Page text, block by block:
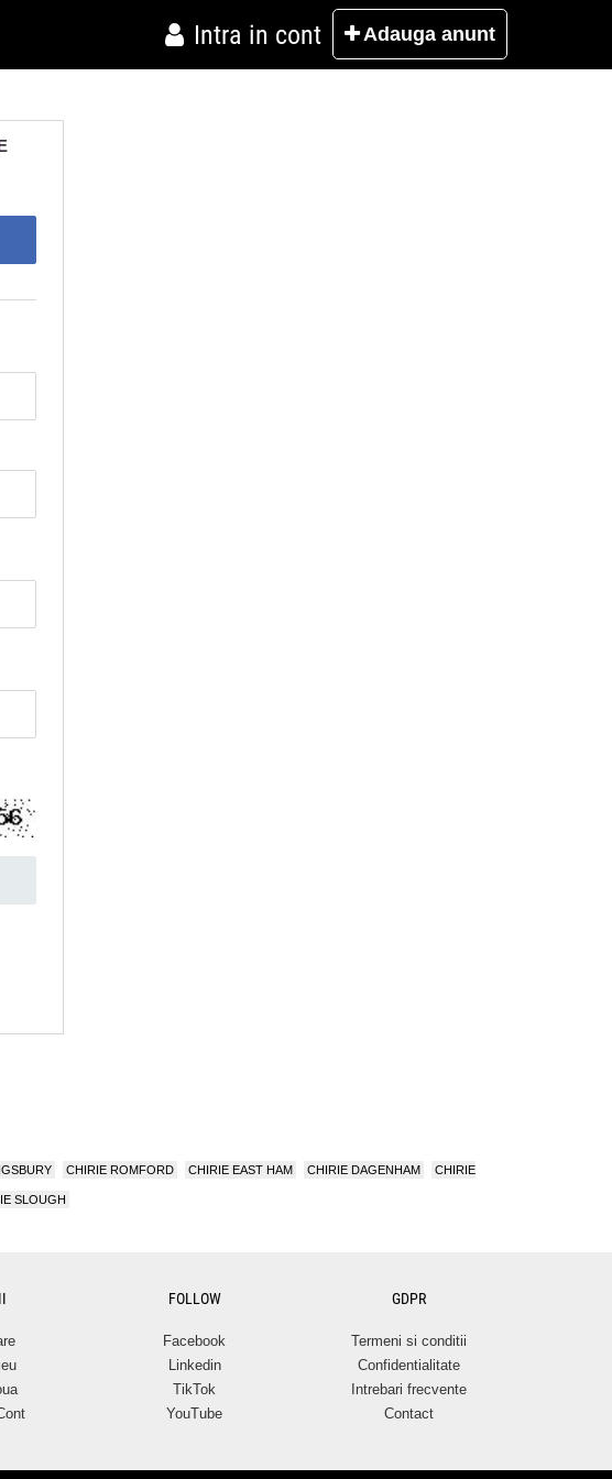
Intra in cont Adauga anunt
CHIRIE ROMFORD CHIRIE EAST HAM CHIRIE DAGENHAM CHIRIE
SLOUGH
FOLLOW
Facebook
Linkedin
TikTok
YouTube
GDPR
Termeni si conditii
Confidentialitate
Intrebari frecvente
Contact